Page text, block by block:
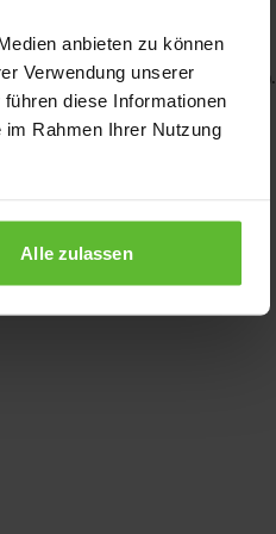
anbieten zu können
Verwendung unserer
diese Informationen
Rahmen Ihrer Nutzung
Alle zulassen
console for more information).